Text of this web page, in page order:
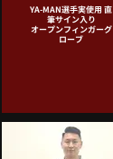
YA-MAN選手実使用 直
筆サイン入り
オープンフィンガーグ
ローブ